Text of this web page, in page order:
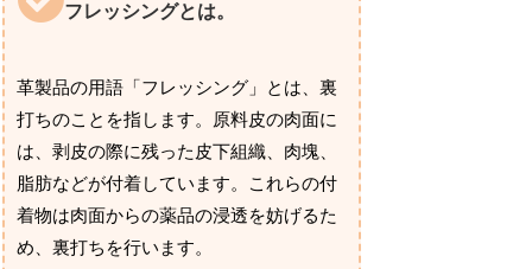
フレッシングとは。
革製品の用語「フレッシング」とは、裏
打ちのことを指します。原料皮の肉面に
は、剥皮の際に残った皮下組織、肉塊、
脂肪などが付着しています。これらの付
着物は肉面からの薬品の浸透を妨げるた
め、裏打ちを行います。